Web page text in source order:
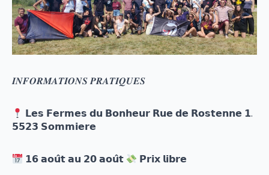
𝑰𝑵𝑭𝑶𝑹𝑴𝑨𝑻𝑰𝑶𝑵𝑺 𝑷𝑹𝑨𝑻𝑰𝑸𝑼𝑬𝑺
𝗟𝗲𝘀 𝗙𝗲𝗿𝗺𝗲𝘀 𝗱𝘂 𝗕𝗼𝗻𝗵𝗲𝘂𝗿 𝗥𝘂𝗲 𝗱𝗲 𝗥𝗼𝘀𝘁𝗲𝗻𝗻𝗲 𝟭.
𝟱𝟱𝟮𝟯 𝗦𝗼𝗺𝗺𝗶𝗲𝗿𝗲
𝟭𝟲 𝗮𝗼𝘂̂𝘁 𝗮𝘂 𝟮𝟬 𝗮𝗼𝘂̂𝘁 𝗣𝗿𝗶𝘅 𝗹𝗶𝗯𝗿𝗲